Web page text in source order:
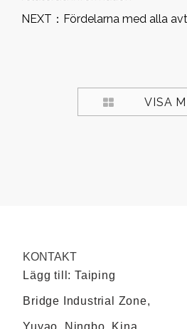
NEXT： Fördelarna med alla
VISA
KONTAKT
Lägg till: Taiping
Bridge Industrial Zone,